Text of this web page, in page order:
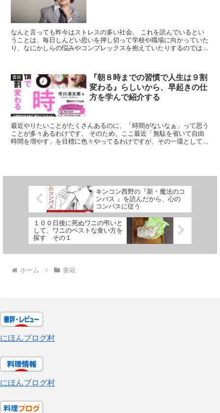
なんと言っても昨今はストレスの多い社会。 これを読んでいるとい
うことは、毎日しんどい思いを押し切って学校や職場に向かっていた
り、なにかしらの悩みやコンプレックスを抱えていたりするのではな
書籍
『朝８時までの習慣で人生は９割
変わる』らしいから、早起きの仕
方を学んで紹介する
最近やりたいことがたくさんあるのに、「時間がないなぁ」って思う
ことが多々あるわけです。 そのため、ここ最近「無駄を省いて自由
時間を増やす」を目標に色々やってるわけですが、その一環として早
キンコン西野の『新・魔法のコ
ンパス 』を読んだから、心の
コンパスに従う
１００日後に死ぬワニの弔いと
して、ワニのベストな食い方を
探す その１
ホーム 書籍
にほんブログ村
にほんブログ村